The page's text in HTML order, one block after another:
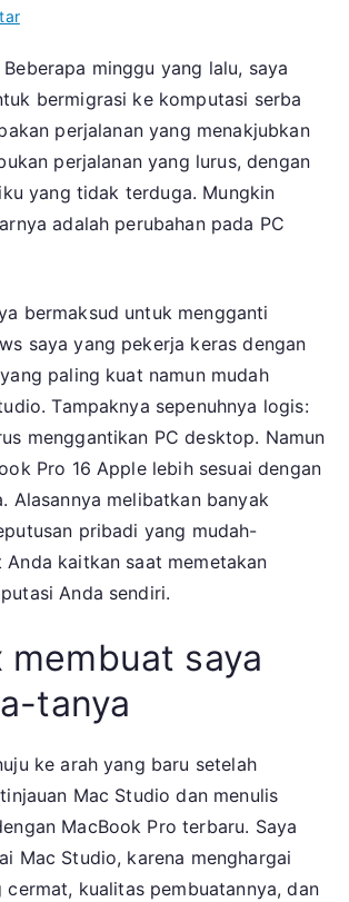
pada
Menggunakan
MacBook
Pro
Daripada
Studio
Beberapa minggu yang lalu, saya
bermigrasi ke komputasi serba
perjalanan yang menakjubkan
perjalanan yang lurus, dengan
yang tidak terduga. Mungkin
adalah perubahan pada PC
bermaksud untuk mengganti
saya yang pekerja keras dengan
paling kuat namun mudah
Tampaknya sepenuhnya logis:
menggantikan PC desktop. Namun
Pro 16 Apple lebih sesuai dengan
Alasannya melibatkan banyak
pribadi yang mudah-
Anda kaitkan saat memetakan
Anda sendiri.
membuat saya
tanya
ke arah yang baru setelah
Mac Studio dan menulis
MacBook Pro terbaru. Saya
Mac Studio, karena menghargai
cermat, kualitas pembuatannya, dan